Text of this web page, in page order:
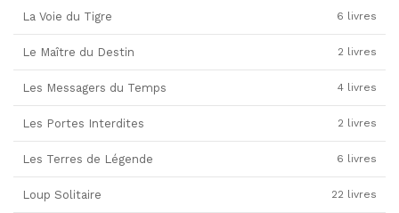
La Voie du Tigre 6 livres
Le Maître du Destin 2 livres
Les Messagers du Temps 4 livres
Les Portes Interdites 2 livres
Les Terres de Légende 6 livres
Loup Solitaire 22 livres